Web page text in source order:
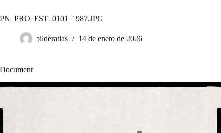
PN_PRO_EST_0101_1987.JPG
bilderatlas 14 de enero de 2026
Document